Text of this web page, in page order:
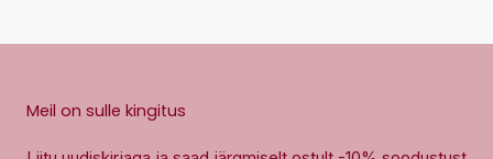
Meil on sulle kingitus